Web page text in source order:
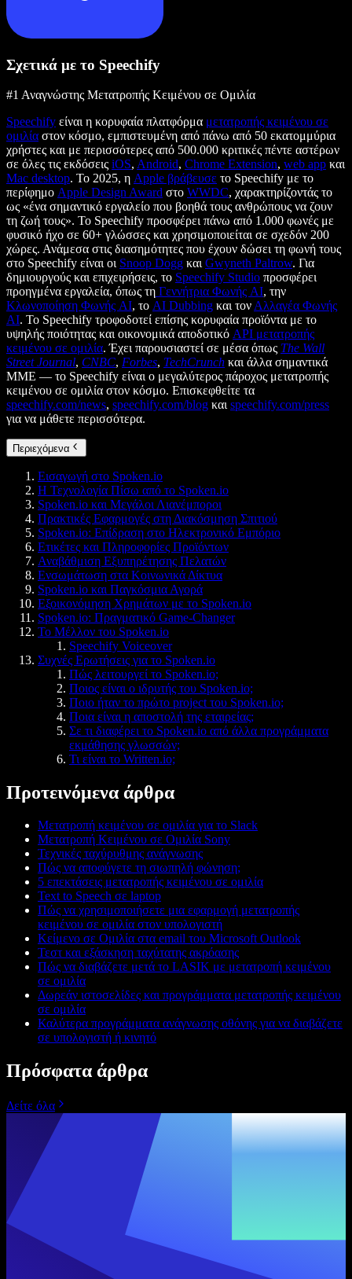
Σχετικά με το Speechify
#1 Αναγνώστης Μετατροπής Κειμένου σε Ομιλία
Speechify είναι η κορυφαία πλατφόρμα μετατροπής κειμένου σε
ομιλία στον κόσμο, εμπιστευμένη από πάνω από 50 εκατομμύρια
χρήστες και με περισσότερες από 500.000 κριτικές πέντε αστέρων
σε όλες τις εκδόσεις iOS, Android, Chrome Extension, web app και
Mac desktop. Το 2025, η Apple βράβευσε το Speechify με το
περίφημο Apple Design Award στο WWDC, χαρακτηρίζοντάς το
ως «ένα σημαντικό εργαλείο που βοηθά τους ανθρώπους να ζουν
τη ζωή τους». Το Speechify προσφέρει πάνω από 1.000 φωνές με
φυσικό ήχο σε 60+ γλώσσες και χρησιμοποιείται σε σχεδόν 200
χώρες. Ανάμεσα στις διασημότητες που έχουν δώσει τη φωνή τους
στο Speechify είναι οι Snoop Dogg και Gwyneth Paltrow. Για
δημιουργούς και επιχειρήσεις, το Speechify Studio προσφέρει
προηγμένα εργαλεία, όπως τη Γεννήτρια Φωνής AI, την
Κλωνοποίηση Φωνής AI, το AI Dubbing και τον Αλλαγέα Φωνής
AI. Το Speechify τροφοδοτεί επίσης κορυφαία προϊόντα με το
υψηλής ποιότητας και οικονομικά αποδοτικό API μετατροπής
κειμένου σε ομιλία. Έχει παρουσιαστεί σε μέσα όπως The Wall
Street Journal, CNBC, Forbes, TechCrunch και άλλα σημαντικά
ΜΜΕ — το Speechify είναι ο μεγαλύτερος πάροχος μετατροπής
κειμένου σε ομιλία στον κόσμο. Επισκεφθείτε τα
speechify.com/news, speechify.com/blog και speechify.com/press
για να μάθετε περισσότερα.
Περιεχόμενα
Εισαγωγή στο Spoken.io
Η Τεχνολογία Πίσω από το Spoken.io
Spoken.io και Μεγάλοι Λιανέμποροι
Πρακτικές Εφαρμογές στη Διακόσμηση Σπιτιού
Spoken.io: Επίδραση στο Ηλεκτρονικό Εμπόριο
Ετικέτες και Πληροφορίες Προϊόντων
Αναβάθμιση Εξυπηρέτησης Πελατών
Ενσωμάτωση στα Κοινωνικά Δίκτυα
Spoken.io και Παγκόσμια Αγορά
Εξοικονόμηση Χρημάτων με το Spoken.io
Spoken.io: Πραγματικό Game-Changer
Το Μέλλον του Spoken.io
Speechify Voiceover
Συχνές Ερωτήσεις για το Spoken.io
Πώς λειτουργεί το Spoken.io;
Ποιος είναι ο ιδρυτής του Spoken.io;
Ποιο ήταν το πρώτο project του Spoken.io;
Ποια είναι η αποστολή της εταιρείας;
Σε τι διαφέρει το Spoken.io από άλλα προγράμματα
εκμάθησης γλωσσών;
Τι είναι το Written.io;
Προτεινόμενα άρθρα
Μετατροπή κειμένου σε ομιλία για το Slack
Μετατροπή Κειμένου σε Ομιλία Sony
Τεχνικές ταχύρυθμης ανάγνωσης
Πώς να αποφύγετε τη σιωπηλή φώνηση;
5 επεκτάσεις μετατροπής κειμένου σε ομιλία
Text to Speech σε laptop
Πώς να χρησιμοποιήσετε μια εφαρμογή μετατροπής
κειμένου σε ομιλία στον υπολογιστή
Κείμενο σε Ομιλία στα email του Microsoft Outlook
Τεστ και εξάσκηση ταχύτατης ακρόασης
Πώς να διαβάζετε μετά το LASIK με μετατροπή κειμένου
σε ομιλία
Δωρεάν ιστοσελίδες και προγράμματα μετατροπής κειμένου
σε ομιλία
Καλύτερα προγράμματα ανάγνωσης οθόνης για να διαβάζετε
σε υπολογιστή ή κινητό
Πρόσφατα άρθρα
Δείτε όλα